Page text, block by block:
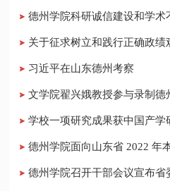
德州学院科研诚信建设和学术不端行为举报投诉电
习近平在山东德州考察
​文学院翟兴娥教授参与录制德州交通音乐频道《科
学校一项研究成果获中国产学研合作促进会科技创
德州学院面向山东省 2022 年
​德州学院召开干部会议宣布省委关于学校领导班子